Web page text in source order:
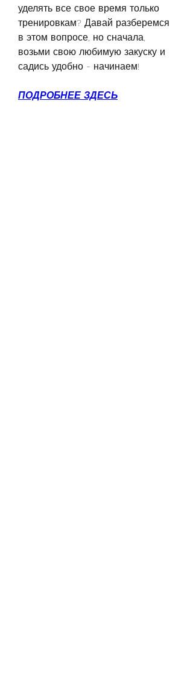
уделять все свое время только
тренировкам? Давай разберемся
в этом вопросе, но сначала,
возьми свою любимую закуску и
садись удобно - начинаем!
ПОДРОБНЕЕ ЗДЕСЬ